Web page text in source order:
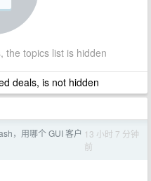
the topics list is hidden
deals, is not hidden
，用哪个 GUI 客户 13 小时 7 分钟
前